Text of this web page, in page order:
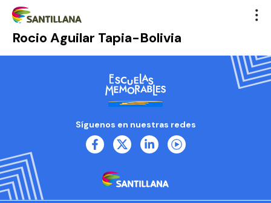
Rocio Aguilar Tapia-Bolivia
Síguenos en nuestras redes